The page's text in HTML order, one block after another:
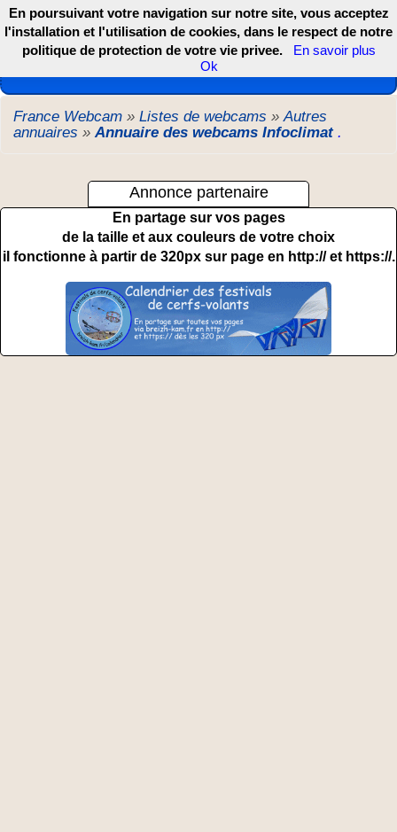
Les webcams de France, DOM TOM et COM
France Webcam » Listes de webcams »Autres
annuaires »Annuaire des webcams Infoclimat .
Annonce partenaire
En partage sur vos pages
de la taille et aux couleurs de votre choix
il fonctionne à partir de 320px sur page en http:// et https://.
En poursuivant votre navigation sur notre site, vous acceptez
l'installation et l'utilisation de cookies, dans le respect de notre
politique de protection de votre vie privee.
En savoir plus
Ok